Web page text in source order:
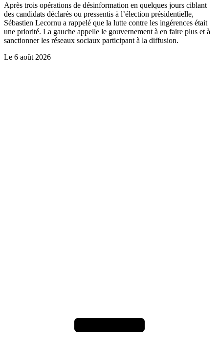
Après trois opérations de désinformation en quelques jours ciblant
des candidats déclarés ou pressentis à l’élection présidentielle,
Sébastien Lecornu a rappelé que la lutte contre les ingérences était
une priorité. La gauche appelle le gouvernement à en faire plus et à
sanctionner les réseaux sociaux participant à la diffusion.
Le 6 août 2026